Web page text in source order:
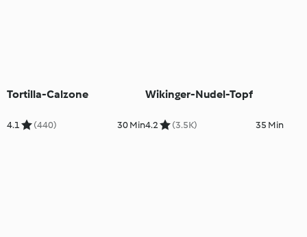
Tortilla-Calzone
4.1 (440) 30 Min
Wikinger-Nudel-Topf
4.2 (3.5K) 35 Min